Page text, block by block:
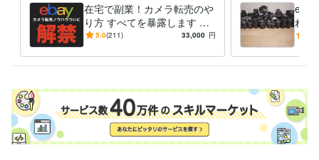
在宅で副業！カメラ転売のや
り方 すべてを暴露します 円
安の今、輸出がアツい 初歩
細解説
5.0(211) 33,000 円
れ筋
ラの
ます